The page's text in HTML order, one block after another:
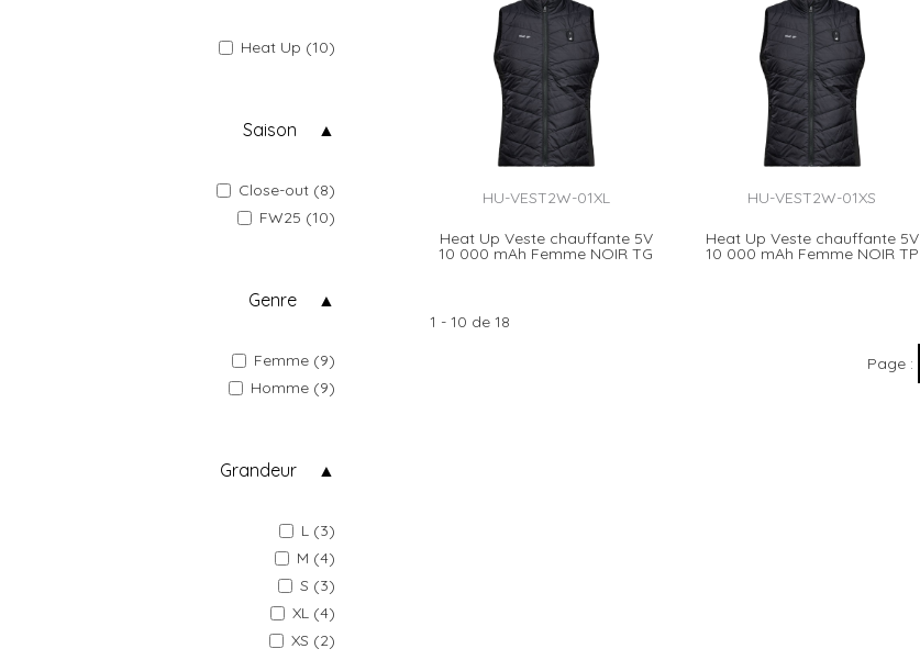
Heat Up (10)
Saison
Close-out (8)
FW25 (10)
Genre
Femme (9)
Homme (9)
Grandeur
L (3)
M (4)
S (3)
XL (4)
XS (2)
HU-VEST2W-01XL
Heat Up Veste chauffante 5V
10 000 mAh Femme NOIR TG
HU-VEST2W-01XS
Heat Up Veste chauffante 5V
10 000 mAh Femme NOIR TP
1 - 10 de 18
Page